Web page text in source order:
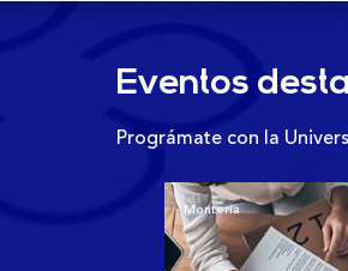
Eventos
Prográmate con la
Montería